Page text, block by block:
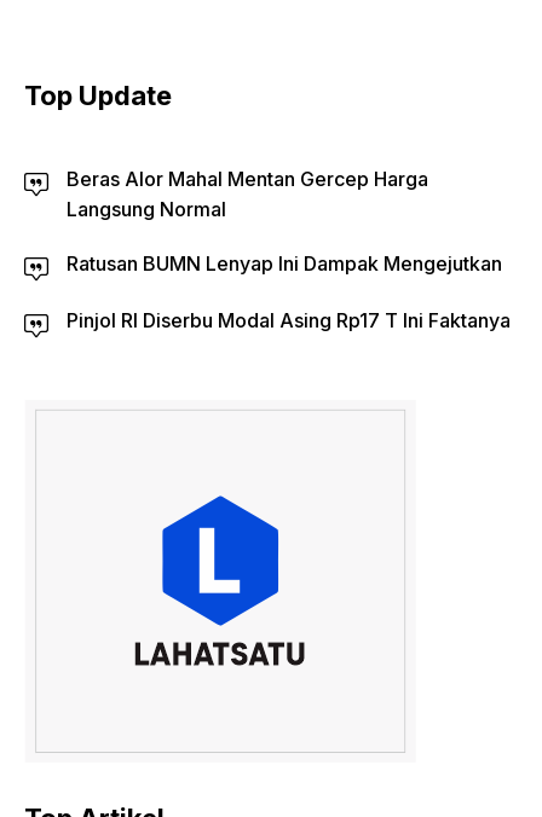
Top Update
Beras Alor Mahal Mentan Gercep Harga
Langsung Normal
Ratusan BUMN Lenyap Ini Dampak Mengejutkan
Pinjol RI Diserbu Modal Asing Rp17 T Ini Faktanya